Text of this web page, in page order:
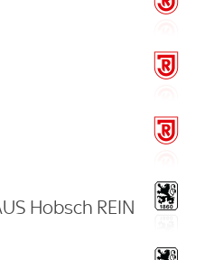
Hobsch REIN